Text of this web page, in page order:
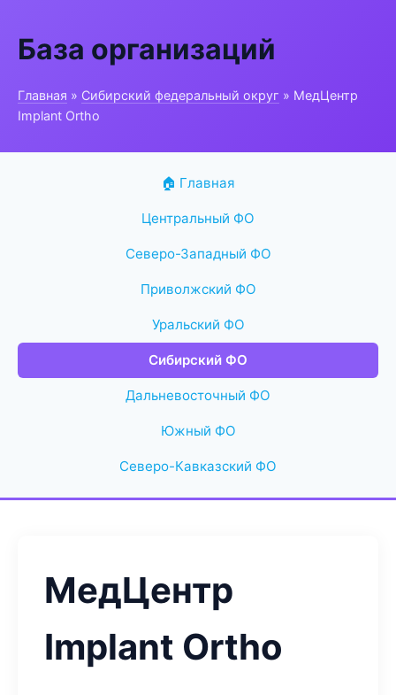
База организаций
Главная » Сибирский федеральный округ » МедЦентр
Implant Ortho
🏠 Главная
Центральный ФО
Северо-Западный ФО
Приволжский ФО
Уральский ФО
Сибирский ФО
Дальневосточный ФО
Южный ФО
Северо-Кавказский ФО
МедЦентр
Implant Ortho